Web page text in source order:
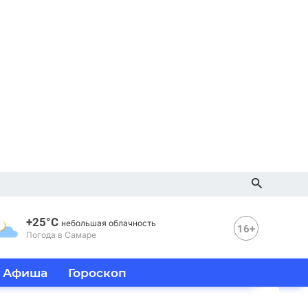
+25°C небольшая облачность
Погода в Самаре
16+
Афиша Гороскоп